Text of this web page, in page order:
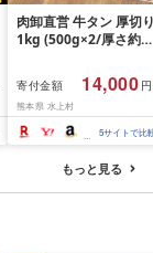
肉卸直営 牛タン 厚切
1kg (500g×2/厚さ約
牛肉 焼肉 冷凍 スライ
業務用 バーベキュー
BBQ おつまみ ギフト
祝い お中元 夏ギフト
寄付金額 14,000
熊本県 水上村
5サイトで比
もっと見る